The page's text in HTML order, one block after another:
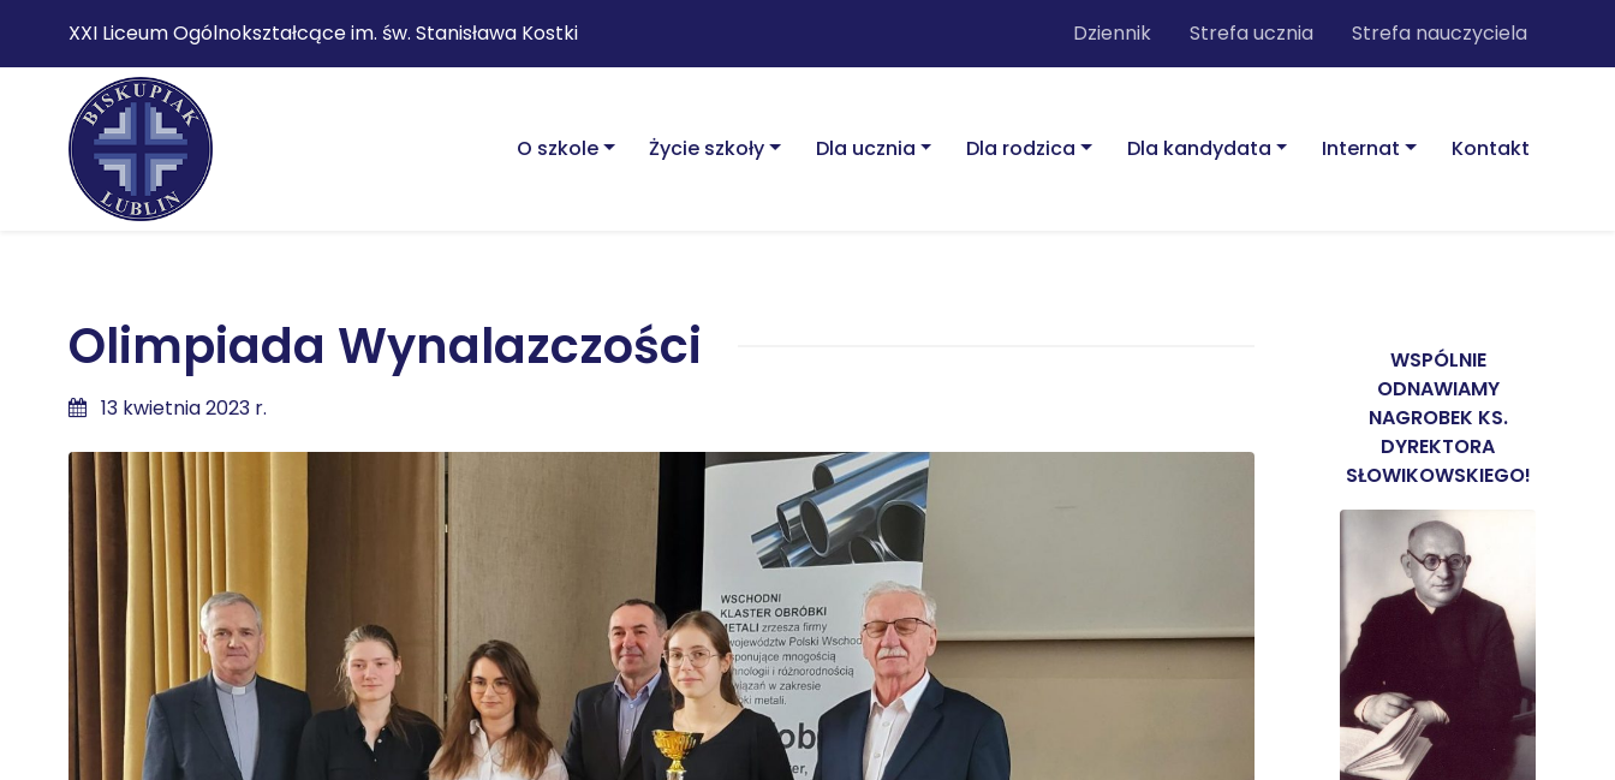
XXI Liceum Ogólnokształcące im. św. Stanisława Kostki Dziennik Strefa ucznia Strefa nauczyciela
O szkole Życie szkoły Dla ucznia Dla rodzica Dla kandydata Internat Kontakt
Olimpiada Wynalazczości
13 kwietnia 2023 r.
WSPÓLNIE
ODNAWIAMY
NAGROBEK KS.
DYREKTORA
SŁOWIKOWSKIEGO!